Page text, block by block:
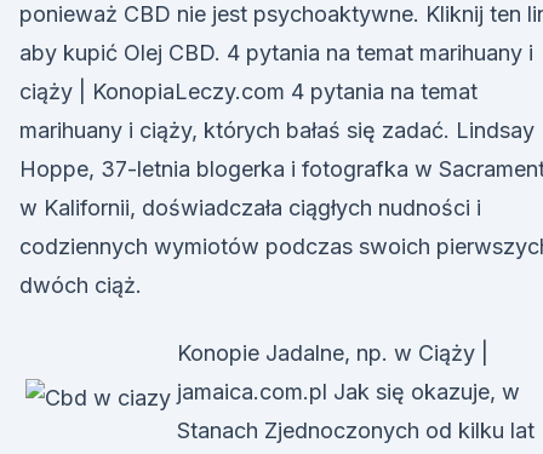
ponieważ CBD nie jest psychoaktywne. Kliknij ten
aby kupić Olej CBD. 4 pytania na temat marihuany i
ciąży | KonopiaLeczy.com 4 pytania na temat
marihuany i ciąży, których bałaś się zadać. Lindsay
Hoppe, 37-letnia blogerka i fotografka w
w Kalifornii, doświadczała ciągłych nudności i
codziennych wymiotów podczas swoich
dwóch ciąż.
Konopie Jadalne, np. w Ciąży |
jamaica.com.pl Jak się okazuje, w
Stanach Zjednoczonych od kilku lat